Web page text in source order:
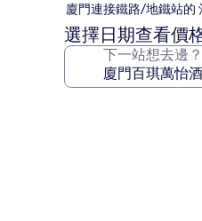
級
住
宿
廈門連接鐵路/地鐵站的
選擇日期查看價
下一站想去邊？